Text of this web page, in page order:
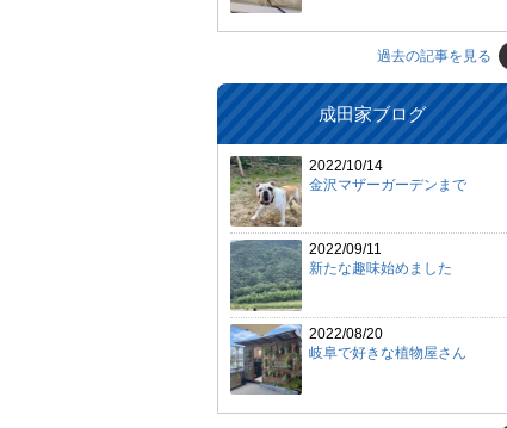
過去の記事を見る
成田家ブログ
2022/10/14
金沢マザーガーデンまで
2022/09/11
新たな趣味始めました
2022/08/20
岐阜で好きな植物屋さん